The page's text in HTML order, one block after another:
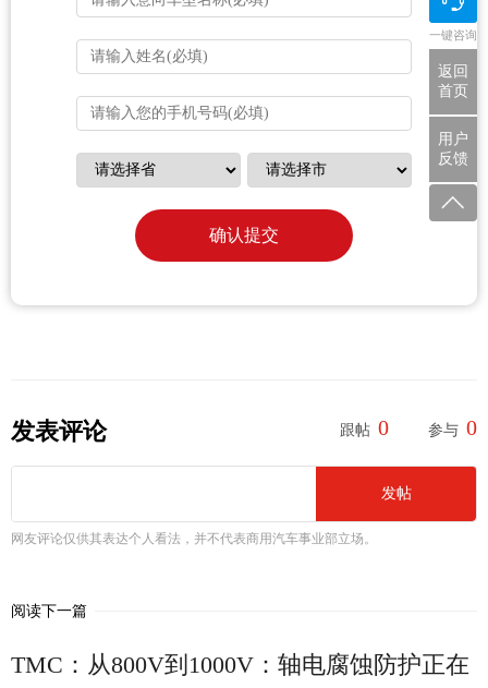
确认提交
发表评论 跟帖 0 参与 0
发帖
网友评论仅供其表达个人看法，并不代表商用汽车事业部立场。
阅读下一篇
TMC：从800V到1000V：轴电腐蚀防护正在
一键咨询
返回
首页
用户
反馈